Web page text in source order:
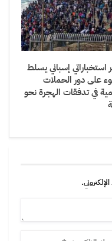
استخباراتي إسباني يسلط
على دور الحملات
في تدفقات الهجرة نحو